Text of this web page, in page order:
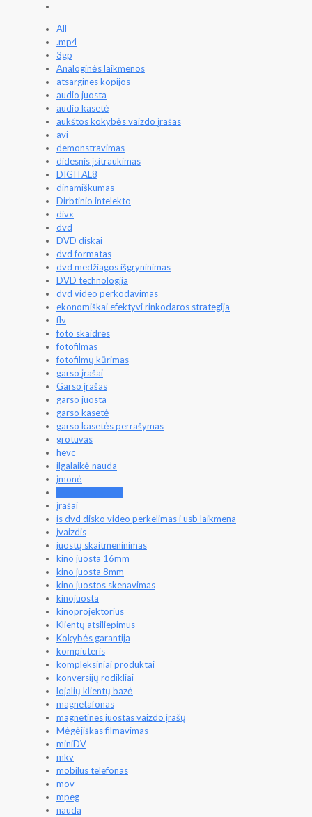
All
.mp4
3gp
Analoginės laikmenos
atsargines kopijos
audio juosta
audio kasetė
aukštos kokybės vaizdo įrašas
avi
demonstravimas
didesnis įsitraukimas
DIGITAL8
dinamiškumas
Dirbtinio intelekto
divx
dvd
DVD diskai
dvd formatas
dvd medžiagos išgryninimas
DVD technologija
dvd video perkodavimas
ekonomiškai efektyvi rinkodaros strategija
flv
foto skaidres
fotofilmas
fotofilmų kūrimas
garso įrašai
Garso įrašas
garso juosta
garso kasetė
garso kasetės perrašymas
grotuvas
hevc
ilgalaikė nauda
įmonė
įrašai
is dvd disko video perkelimas i usb laikmena
įvaizdis
juostų skaitmeninimas
kino juosta 16mm
kino juosta 8mm
kino juostos skenavimas
kinojuosta
kinoprojektorius
Klientų atsiliepimus
Kokybės garantija
kompiuteris
kompleksiniai produktai
konversijų rodikliai
lojalių klientų bazė
magnetafonas
magnetines juostas vaizdo įrašų
Mėgėjiškas filmavimas
miniDV
mkv
mobilus telefonas
mov
mpeg
nauda